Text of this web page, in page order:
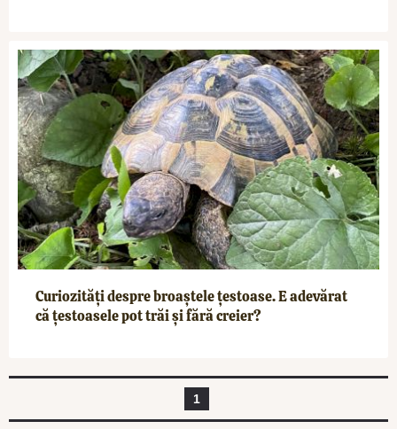
Curiozități despre broaștele țestoase. E adevărat
că țestoasele pot trăi și fără creier?
1